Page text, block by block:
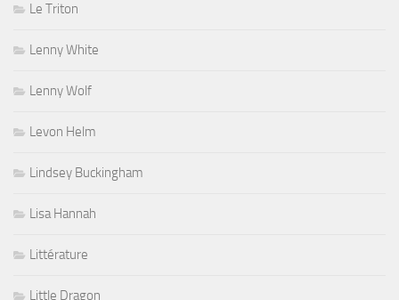
Le Triton
Lenny White
Lenny Wolf
Levon Helm
Lindsey Buckingham
Lisa Hannah
Littérature
Little Dragon